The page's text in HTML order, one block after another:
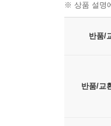
※ 상품 설명
반품/
반품/교